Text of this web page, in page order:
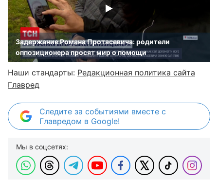
Задержание Романа Протасевича: родители
оппозиционера просят мир о помощи
Наши стандарты: Редакционная политика сайта
Главред
Следите за событиями вместе с
Главредом в Google!
Мы в соцсетях: